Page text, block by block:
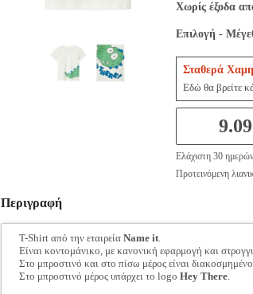
Χωρίς έξοδα
Επιλογή -
Σταθερά
Εδώ θα βρείτε
Ελάχιστη 30
Προτεινόμενη
Περιγραφή
T-Shirt από την εταιρεία Name it.
Είναι κοντομάνικο, με κανονική εφαρμογή και
Στο μπροστινό και στο πίσω μέρος είναι
Στο μπροστινό μέρος υπάρχει το logo Hey There.